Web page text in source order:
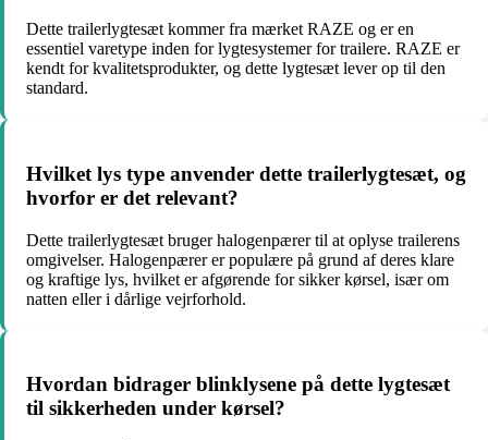
Dette trailerlygtesæt kommer fra mærket RAZE og er en
essentiel varetype inden for lygtesystemer for trailere. RAZE er
kendt for kvalitetsprodukter, og dette lygtesæt lever op til den
standard.
Hvilket lys type anvender dette trailerlygtesæt, og
hvorfor er det relevant?
Dette trailerlygtesæt bruger halogenpærer til at oplyse trailerens
omgivelser. Halogenpærer er populære på grund af deres klare
og kraftige lys, hvilket er afgørende for sikker kørsel, især om
natten eller i dårlige vejrforhold.
Hvordan bidrager blinklysene på dette lygtesæt
til sikkerheden under kørsel?